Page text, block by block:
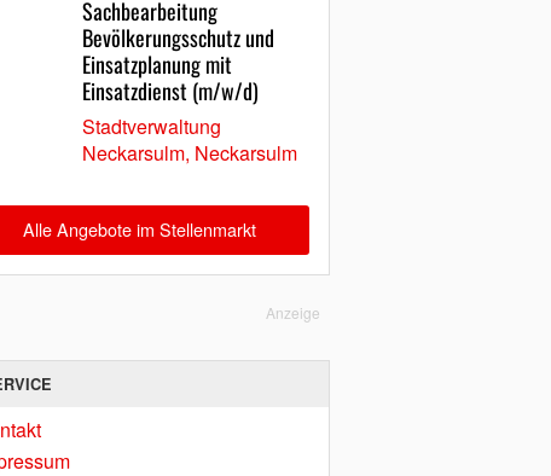
Sachbearbeitung
Bevölkerungsschutz und
Einsatzplanung mit
Einsatzdienst (m/w/d)
Stadtverwaltung
Neckarsulm, Neckarsulm
Alle Angebote im Stellenmarkt
Anzeige